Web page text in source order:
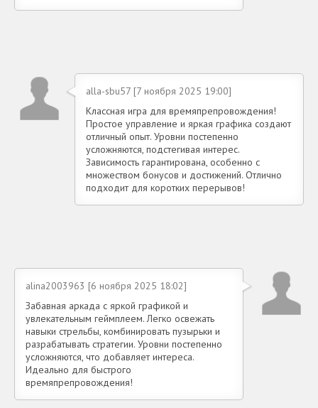
alla-sbu57 [7 ноября 2025 19:00]
Классная игра для времяпрепровождения!
Простое управление и яркая графика создают
отличный опыт. Уровни постепенно
усложняются, подстегивая интерес.
Зависимость гарантирована, особенно с
множеством бонусов и достижений. Отлично
подходит для коротких перерывов!
alina2003963 [6 ноября 2025 18:02]
Забавная аркада с яркой графикой и
увлекательным геймплеем. Легко освежать
навыки стрельбы, комбинировать пузырьки и
разрабатывать стратегии. Уровни постепенно
усложняются, что добавляет интереса.
Идеально для быстрого
времяпрепровождения!